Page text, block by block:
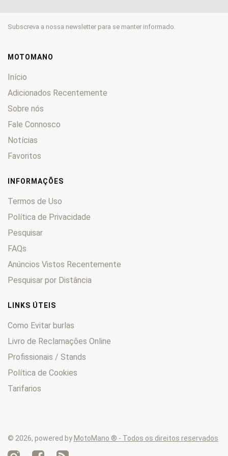
Estrella 0
GPZ 0
H 0
KDX
KE 0
KEF
KFX
KL 0
KLF 0
KLR 0
KLV
KM 0
KMX
KVF 0
LTD 0
Mach 0
Mojave 0
Mule 0
Ninja
VN 0
0
Subscreva a nossa newsletter para se manter informado.
MOTOMANO
Início
Adicionados Recentemente
Sobre nós
Fale Connosco
Notícias
Favoritos
INFORMAÇÕES
Termos de Uso
Política de Privacidade
Pesquisar
FAQs
Anúncios Vistos Recentemente
Pesquisar por Distância
LINKS ÚTEIS
Como Evitar burlas
Livro de Reclamações Online
Profissionais / Stands
Política de Cookies
Tarifarios
© 2026, powered by MotoMano ® - Todos os direitos reservados